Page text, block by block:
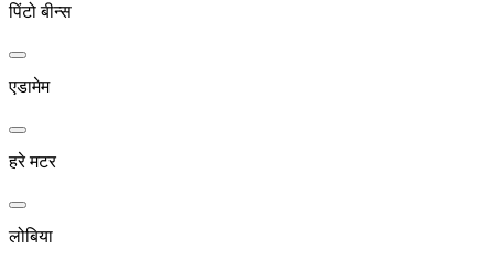
पिंटो बीन्स
एडामेम
हरे मटर
लोबिया